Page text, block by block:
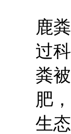
鹿
过
粪
肥
生